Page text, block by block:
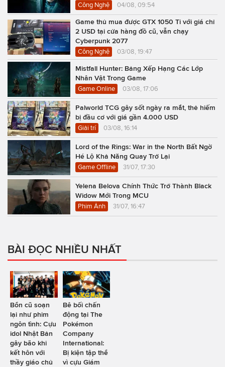
Công Nghệ 04/08, 09:54
Game thủ mua được GTX 1050 Ti với giá chỉ
2 USD tại cửa hàng đồ cũ, vẫn chạy
Cyberpunk 2077
Công Nghệ 03/08, 19:47
Mistfall Hunter: Bảng Xếp Hạng Các Lớp
Nhân Vật Trong Game
Game Online 03/08, 17:06
Palworld TCG gây sốt ngày ra mắt, thẻ hiếm
bị đầu cơ với giá gần 4.000 USD
Giải trí 03/08, 16:14
Lord of the Rings: War in the North Bất Ngờ
Hé Lộ Khả Năng Quay Trở Lại
Game Offline 31/07, 17:30
Yelena Belova Chính Thức Trở Thành Black
Widow Mới Trong MCU
Phim Ảnh 31/07, 16:47
BÀI ĐỌC NHIỀU NHẤT
Bổn cũ soạn
lại như phim
ngôn tình: Cựu
idol Nhật Bản
gây bão khi
kết hôn với
thầy giáo chủ
Bê bối chấn
động tại The
Pokémon
Company
International:
Bị kiện tập thể
vì cựu Giám